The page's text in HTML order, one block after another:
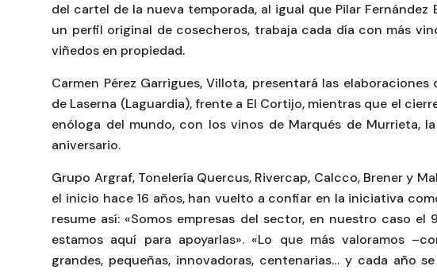
del cartel de la nueva temporada, al igual que Pilar Fernández
un perfil original de cosecheros, trabaja cada día con más
viñedos en propiedad.
Carmen Pérez Garrigues, Villota, presentará las
de Laserna (Laguardia), frente a El Cortijo, mientras que el
enóloga del mundo, con los vinos de Marqués de Murrieta,
aniversario.
Grupo Argraf, Tonelería Quercus, Rivercap, Calcco, Brener y
el inicio hace 16 años, han vuelto a confiar en la iniciativa
resume así: «Somos empresas del sector, en nuestro caso
estamos aquí para apoyarlas». «Lo que más valoramos
grandes, pequeñas, innovadoras, centenarias… y cada año